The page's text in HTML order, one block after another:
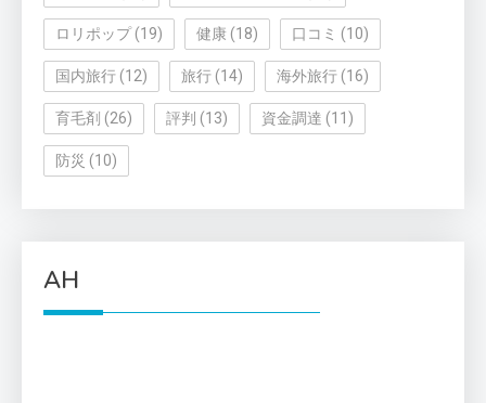
ロリポップ(19) 健康 (18) 口コミ (10)
国内旅行 (12) 旅行 (14) 海外旅行 (16)
育毛剤 (26) 評判 (13) 資金調達 (11)
防災 (10)
AH